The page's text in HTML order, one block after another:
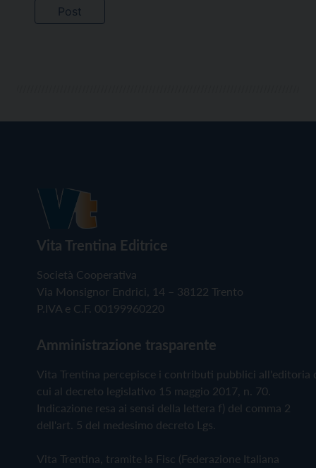
Vita Trentina Editrice
Società Cooperativa
Via Monsignor Endrici, 14 – 38122 Trento
P.IVA e C.F. 00199960220
Amministrazione trasparente
Vita Trentina percepisce i contributi pubblici all'editoria
cui al decreto legislativo 15 maggio 2017, n. 70.
Indicazione resa ai sensi della lettera f) del comma 2
dell'art. 5 del medesimo decreto Lgs.
Vita Trentina, tramite la Fisc (Federazione Italiana